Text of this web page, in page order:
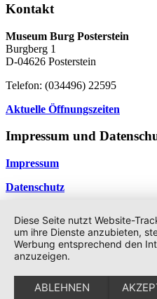
Kontakt
Museum Burg Posterstein
Burgberg 1
D-04626 Posterstein
Telefon: (034496) 22595
Aktuelle Öffnungszeiten
Impressum und
Impressum
Datenschutz
Diese Seite nutzt Website-
um ihre Dienste anzubieten,
Werbung entsprechend den
anzuzeigen.
ABLEHNEN